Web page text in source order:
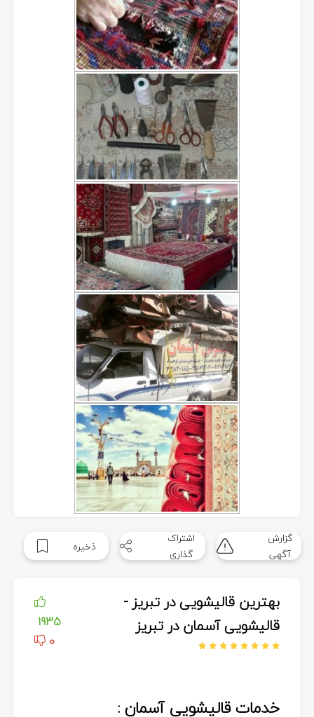
گزارش
آگهی
اشتراک
گذاری
ذخیره
بهترین قالیشویی در تبریز -
قالیشویی آسمان در تبریز
1935
0
خدمات قالیشویی آسمان :